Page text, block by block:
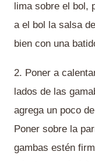
lima sobre el bol,
a el bol la salsa
bien con una
2. Poner a
lados de las
agrega un poco
Poner sobre la
gambas estén